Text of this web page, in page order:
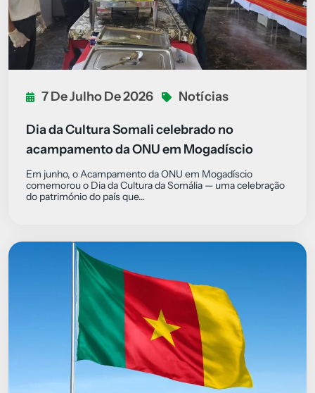
7 De Julho De 2026 Notícias
Dia da Cultura Somali celebrado no
acampamento da ONU em Mogadíscio
Em junho, o Acampamento da ONU em Mogadíscio
comemorou o Dia da Cultura da Somália — uma celebração
do património do país que…